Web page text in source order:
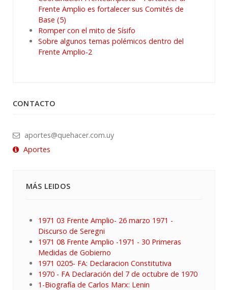
Frente Amplio es fortalecer sus Comités de
Base (5)
Romper con el mito de Sísifo
Sobre algunos temas polémicos dentro del
Frente Amplio-2
CONTACTO
aportes@quehacer.com.uy
Aportes
MÁS LEIDOS
1971 03 Frente Amplio- 26 marzo 1971 -
Discurso de Seregni
1971 08 Frente Amplio -1971 - 30 Primeras
Medidas de Gobierno
1971 0205- FA: Declaracion Constitutiva
1970 - FA Declaración del 7 de octubre de 1970
1-Biografía de Carlos Marx: Lenin